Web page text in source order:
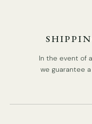
In the event of
we guarantee